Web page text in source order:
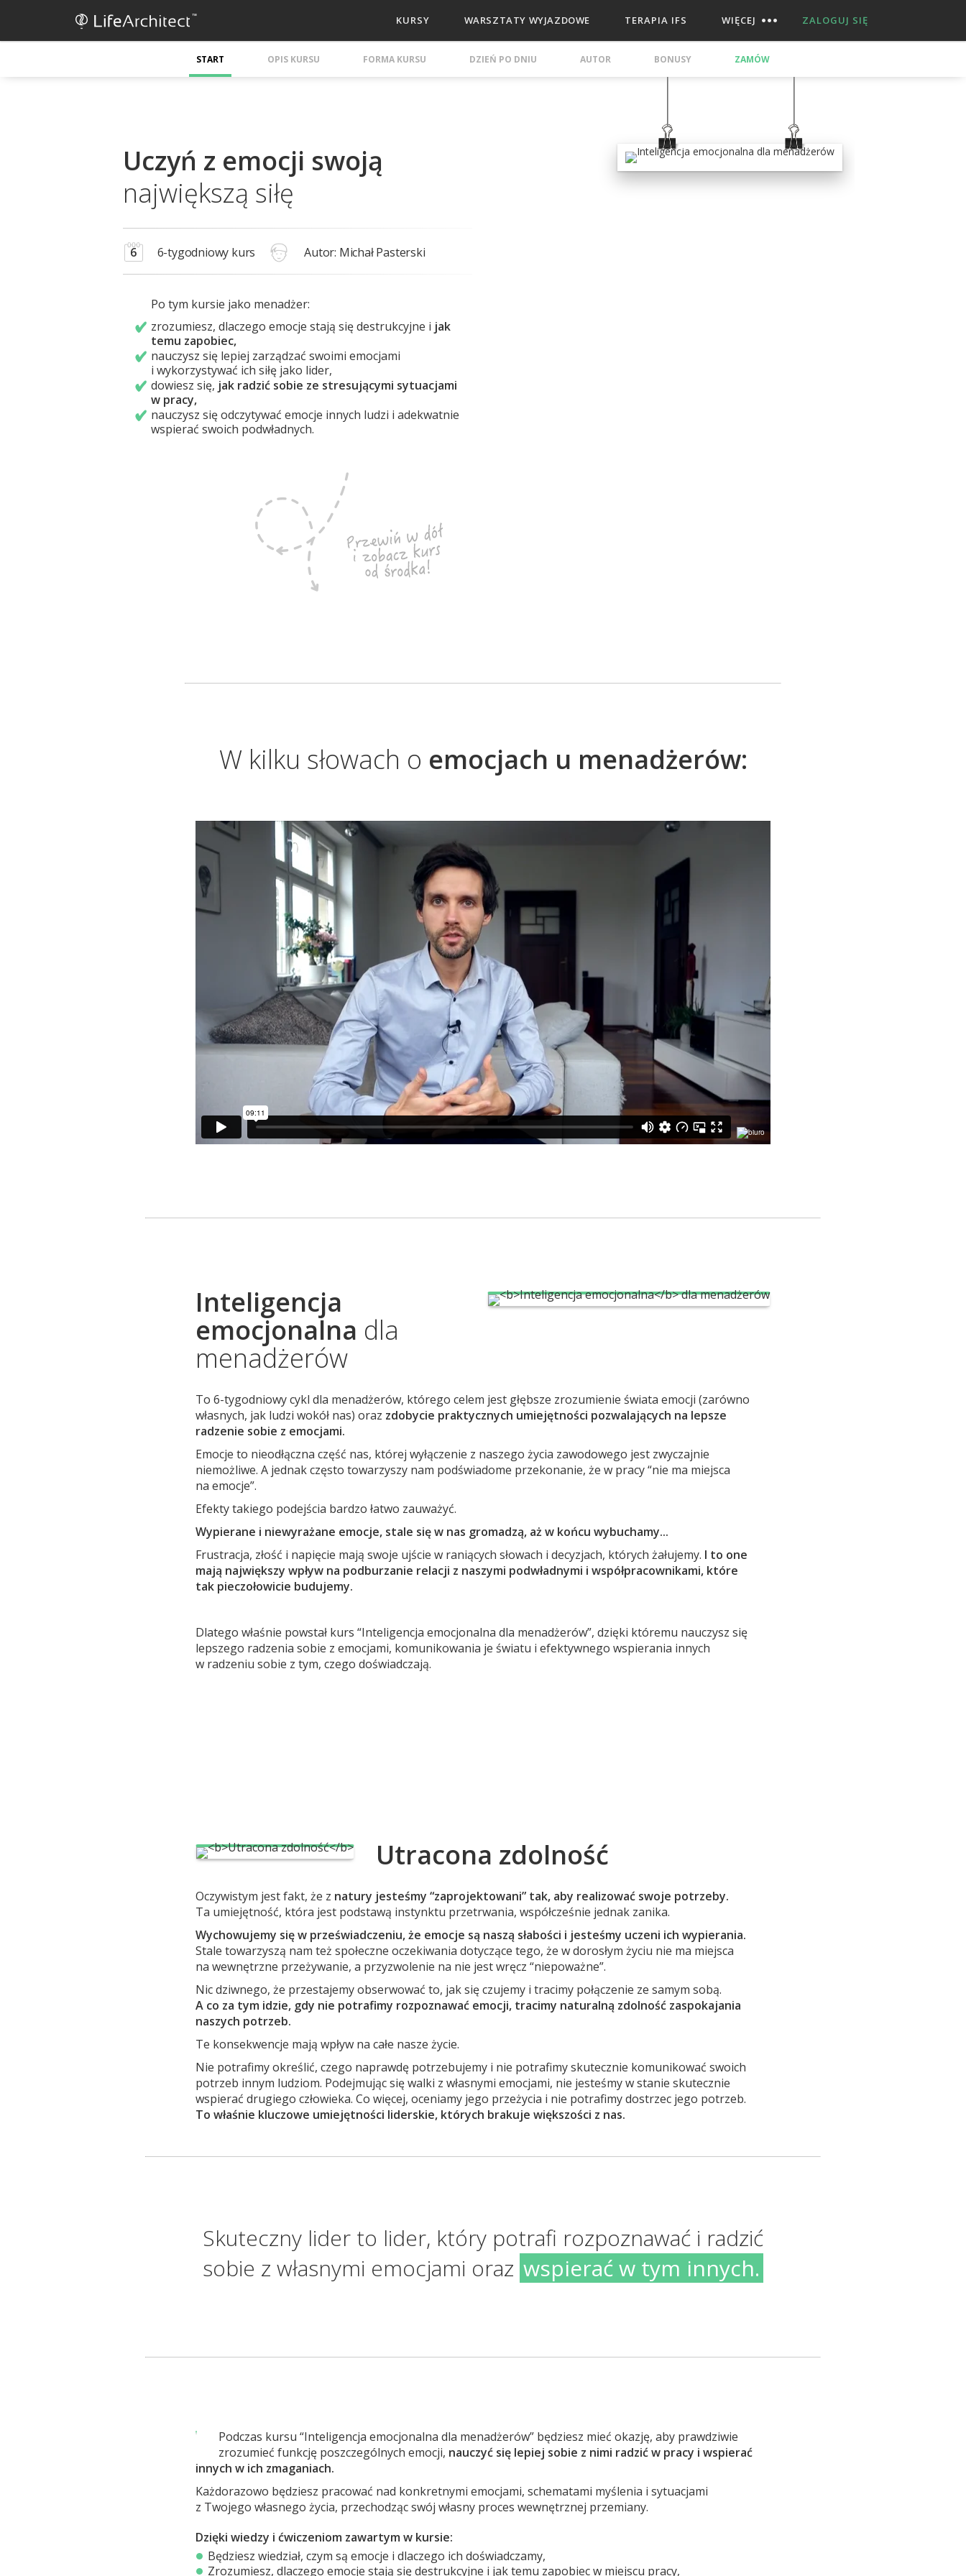
KURSY WARSZTATY WYJAZDOWE TERAPIA IFS WIĘCEJ ZALOGUJ SIĘ
START OPIS KURSU FORMA KURSU DZIEŃ PO DNIU AUTOR BONUSY ZAMÓW
Uczyń z emocji swoją
największą siłę
6 6-tygodniowy kurs Autor: Michał Pasterski
Po tym kursie jako menadżer:
zrozumiesz, dlaczego emocje stają się destrukcyjne i jak
temu zapobiec,
nauczysz się lepiej zarządzać swoimi emocjami
i wykorzystywać ich siłę jako lider,
dowiesz się, jak radzić sobie ze stresującymi sytuacjami
w pracy,
nauczysz się odczytywać emocje innych ludzi i adekwatnie
wspierać swoich podwładnych.
W kilku słowach o emocjach u menadżerów:
Inteligencja
emocjonalna dla
menadżerów
To 6-tygodniowy cykl dla menadżerów, którego celem jest głębsze zrozumienie świata emocji (zarówno
własnych, jak ludzi wokół nas) oraz zdobycie praktycznych umiejętności pozwalających na lepsze
radzenie sobie z emocjami.
Emocje to nieodłączna część nas, której wyłączenie z naszego życia zawodowego jest zwyczajnie
niemożliwe. A jednak często towarzyszy nam podświadome przekonanie, że w pracy “nie ma miejsca
na emocje”.
Efekty takiego podejścia bardzo łatwo zauważyć.
Wypierane i niewyrażane emocje, stale się w nas gromadzą, aż w końcu wybuchamy...
Frustracja, złość i napięcie mają swoje ujście w raniących słowach i decyzjach, których żałujemy. I to one
mają największy wpływ na podburzanie relacji z naszymi podwładnymi i współpracownikami, które
tak pieczołowicie budujemy.
Dlatego właśnie powstał kurs “Inteligencja emocjonalna dla menadżerów”, dzięki któremu nauczysz się
lepszego radzenia sobie z emocjami, komunikowania je światu i efektywnego wspierania innych
w radzeniu sobie z tym, czego doświadczają.
Utracona zdolność
Oczywistym jest fakt, że z natury jesteśmy “zaprojektowani” tak, aby realizować swoje potrzeby.
Ta umiejętność, która jest podstawą instynktu przetrwania, współcześnie jednak zanika.
Wychowujemy się w przeświadczeniu, że emocje są naszą słabości i jesteśmy uczeni ich wypierania.
Stale towarzyszą nam też społeczne oczekiwania dotyczące tego, że w dorosłym życiu nie ma miejsca
na wewnętrzne przeżywanie, a przyzwolenie na nie jest wręcz “niepoważne”.
Nic dziwnego, że przestajemy obserwować to, jak się czujemy i tracimy połączenie ze samym sobą.
A co za tym idzie, gdy nie potrafimy rozpoznawać emocji, tracimy naturalną zdolność zaspokajania
naszych potrzeb.
Te konsekwencje mają wpływ na całe nasze życie.
Nie potrafimy określić, czego naprawdę potrzebujemy i nie potrafimy skutecznie komunikować swoich
potrzeb innym ludziom. Podejmując się walki z własnymi emocjami, nie jesteśmy w stanie skutecznie
wspierać drugiego człowieka. Co więcej, oceniamy jego przeżycia i nie potrafimy dostrzec jego potrzeb.
To właśnie kluczowe umiejętności liderskie, których brakuje większości z nas.
Skuteczny lider to lider, który potrafi rozpoznawać i radzić
sobie z własnymi emocjami oraz wspierać w tym innych.
Podczas kursu “Inteligencja emocjonalna dla menadżerów” będziesz mieć okazję, aby prawdziwie
zrozumieć funkcję poszczególnych emocji, nauczyć się lepiej sobie z nimi radzić w pracy i wspierać
innych w ich zmaganiach.
Każdorazowo będziesz pracować nad konkretnymi emocjami, schematami myślenia i sytuacjami
z Twojego własnego życia, przechodząc swój własny proces wewnętrznej przemiany.
Dzięki wiedzy i ćwiczeniom zawartym w kursie:
Będziesz wiedział, czym są emocje i dlaczego ich doświadczamy,
Zrozumiesz, dlaczego emocje stają się destrukcyjne i jak temu zapobiec w miejscu pracy,